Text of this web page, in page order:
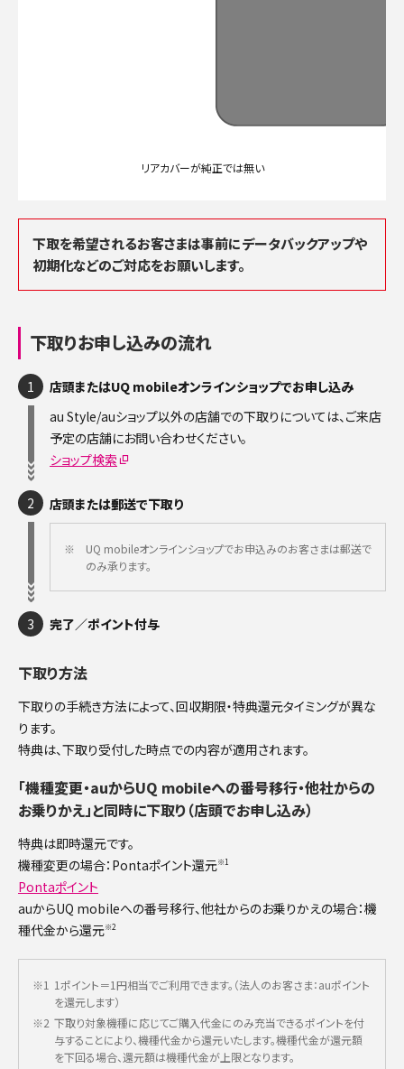
リアカバーが純正では無い
下取を希望されるお客さまは事前にデータバックアップや
初期化などのご対応をお願いします。
下取りお申し込みの流れ
1
店頭またはUQ mobileオンラインショップでお申し込み
au Style/auショップ以外の店舗での下取りについては、ご来店
予定の店舗にお問い合わせください。
ショップ検索
2 店頭または郵送で下取り
※
UQ mobileオンラインショップでお申込みのお客さまは郵送で
のみ承ります。
3 完了／ポイント付与
下取り方法
下取りの手続き方法によって、回収期限・特典還元タイミングが異な
ります。
特典は、下取り受付した時点での内容が適用されます。
「機種変更・auからUQ mobileへの番号移行・他社からの
お乗りかえ」と同時に下取り（店頭でお申し込み）
特典は即時還元です。
機種変更の場合：Pontaポイント還元※1
Pontaポイント
auからUQ mobileへの番号移行、他社からのお乗りかえの場合：機
種代金から還元※2
※1 1ポイント＝1円相当でご利用できます。（法人のお客さま：auポイント
を還元します）
※2 下取り対象機種に応じてご購入代金にのみ充当できるポイントを付
与することにより、機種代金から還元いたします。機種代金が還元額
を下回る場合、還元額は機種代金が上限となります。